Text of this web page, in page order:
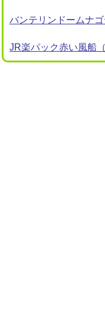
バンテリンドームナ
JR楽パック赤い風船